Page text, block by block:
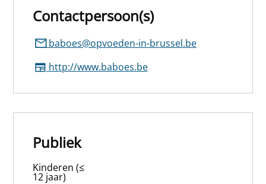
Contactpersoon(s)
baboes@opvoeden-in-brussel.be
http://www.baboes.be
Publiek
Kinderen (≤
12 jaar)